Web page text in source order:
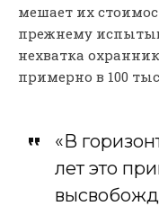
мешает их
прежнему
нехватка
примерно в 100
«В
лет это